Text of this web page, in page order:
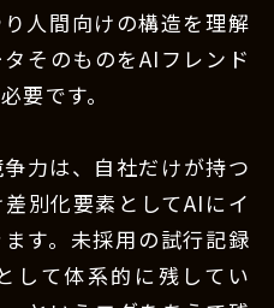
人間向けの構造を理解
そのものをAIフレンド
要です。
力は、自社だけが持つ
別化要素としてAIにイ
す。未採用の試行記録
して体系的に残してい